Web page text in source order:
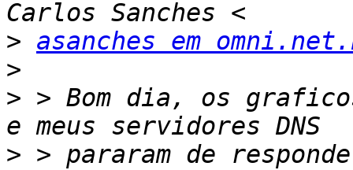
> asanches em
>
> > Bom dia, os
> > pararam de